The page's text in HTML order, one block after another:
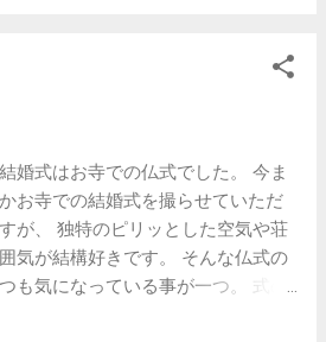
婚式はお寺での仏式でした。 今ま
お寺での結婚式を撮らせていただ
が、 独特のピリッとした空気や荘
気が結構好きです。 そんな仏式の
も気になっている事が一つ。 式の